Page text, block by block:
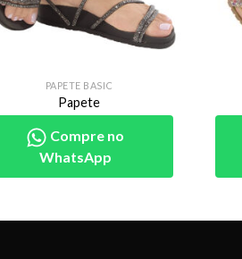
PAPETE BASIC
Papete
Compre no
WhatsApp